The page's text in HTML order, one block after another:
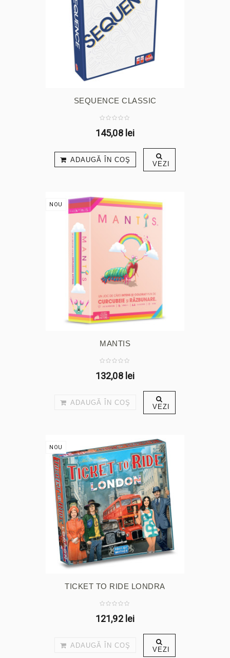
SEQUENCE CLASSIC
145,08 lei
ADAUGĂ ÎN COŞ VEZI
NOU
MANTIS
132,08 lei
ADAUGĂ ÎN COŞ VEZI
NOU
TICKET TO RIDE LONDRA
121,92 lei
ADAUGĂ ÎN COŞ VEZI